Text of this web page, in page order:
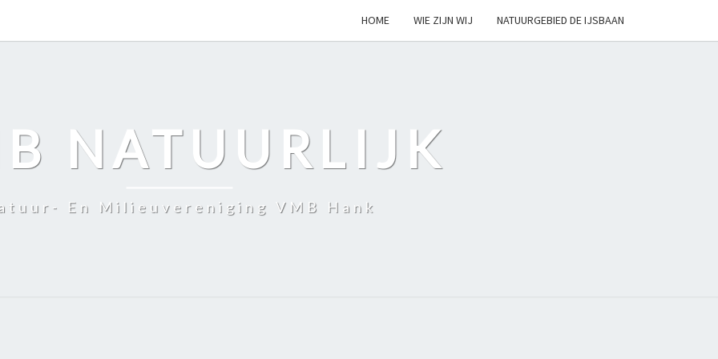
HOME WIE ZIJN WIJ NATUURGEBIED DE IJSBAAN
NATUURLIJK
En Milieuvereniging VMB Hank